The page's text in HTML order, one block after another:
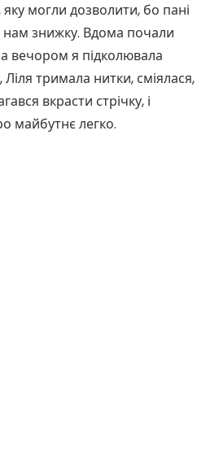
яку могли дозволити, бо пані
знижку. Вдома почали
вечором я підколювала
тримала нитки, сміялася,
вкрасти стрічку, і
майбутнє легко.